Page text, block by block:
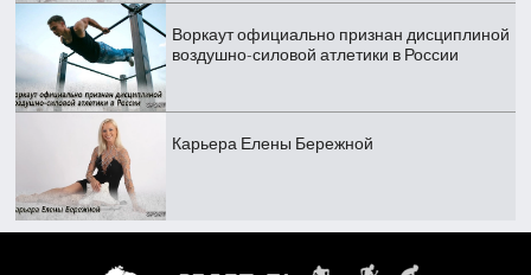
Воркаут официально признан дисциплиной
воздушно-силовой атлетики в России
Карьера Елены Бережной